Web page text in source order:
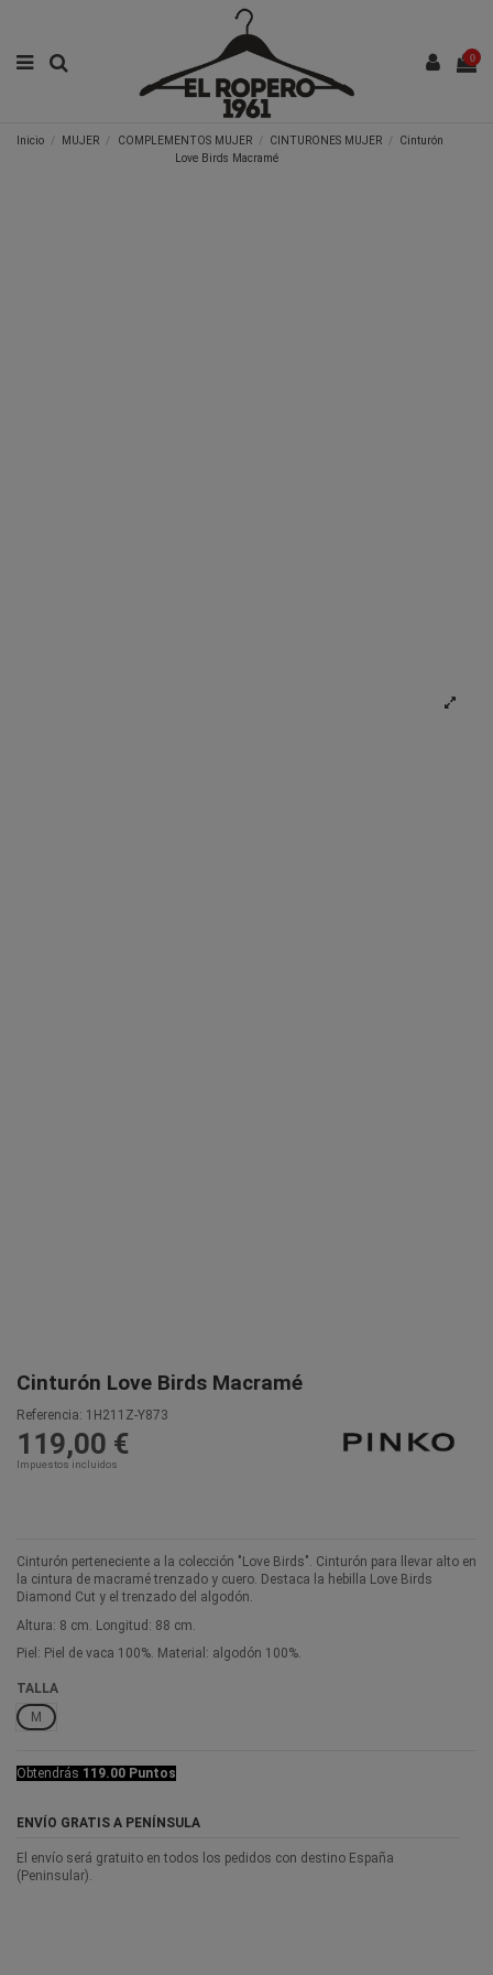
0
Inicio MUJER COMPLEMENTOS MUJER CINTURONES MUJER
Cinturón
Love Birds Macramé
Cinturón Love Birds Macramé
Referencia: 1H211Z-Y873
119,00 €
Impuestos incluidos
Cinturón perteneciente a la colección "Love Birds". Cinturón para llevar alto en
la cintura de macramé trenzado y cuero. Destaca la hebilla Love Birds
Diamond Cut y el trenzado del algodón.
Altura: 8 cm. Longitud: 88 cm.
Piel: Piel de vaca 100%. Material: algodón 100%.
TALLA
M
Obtendrás 119.00 Puntos
ENVÍO GRATIS A PENÍNSULA
El envío será gratuito en todos los pedidos con destino España
(Peninsular).